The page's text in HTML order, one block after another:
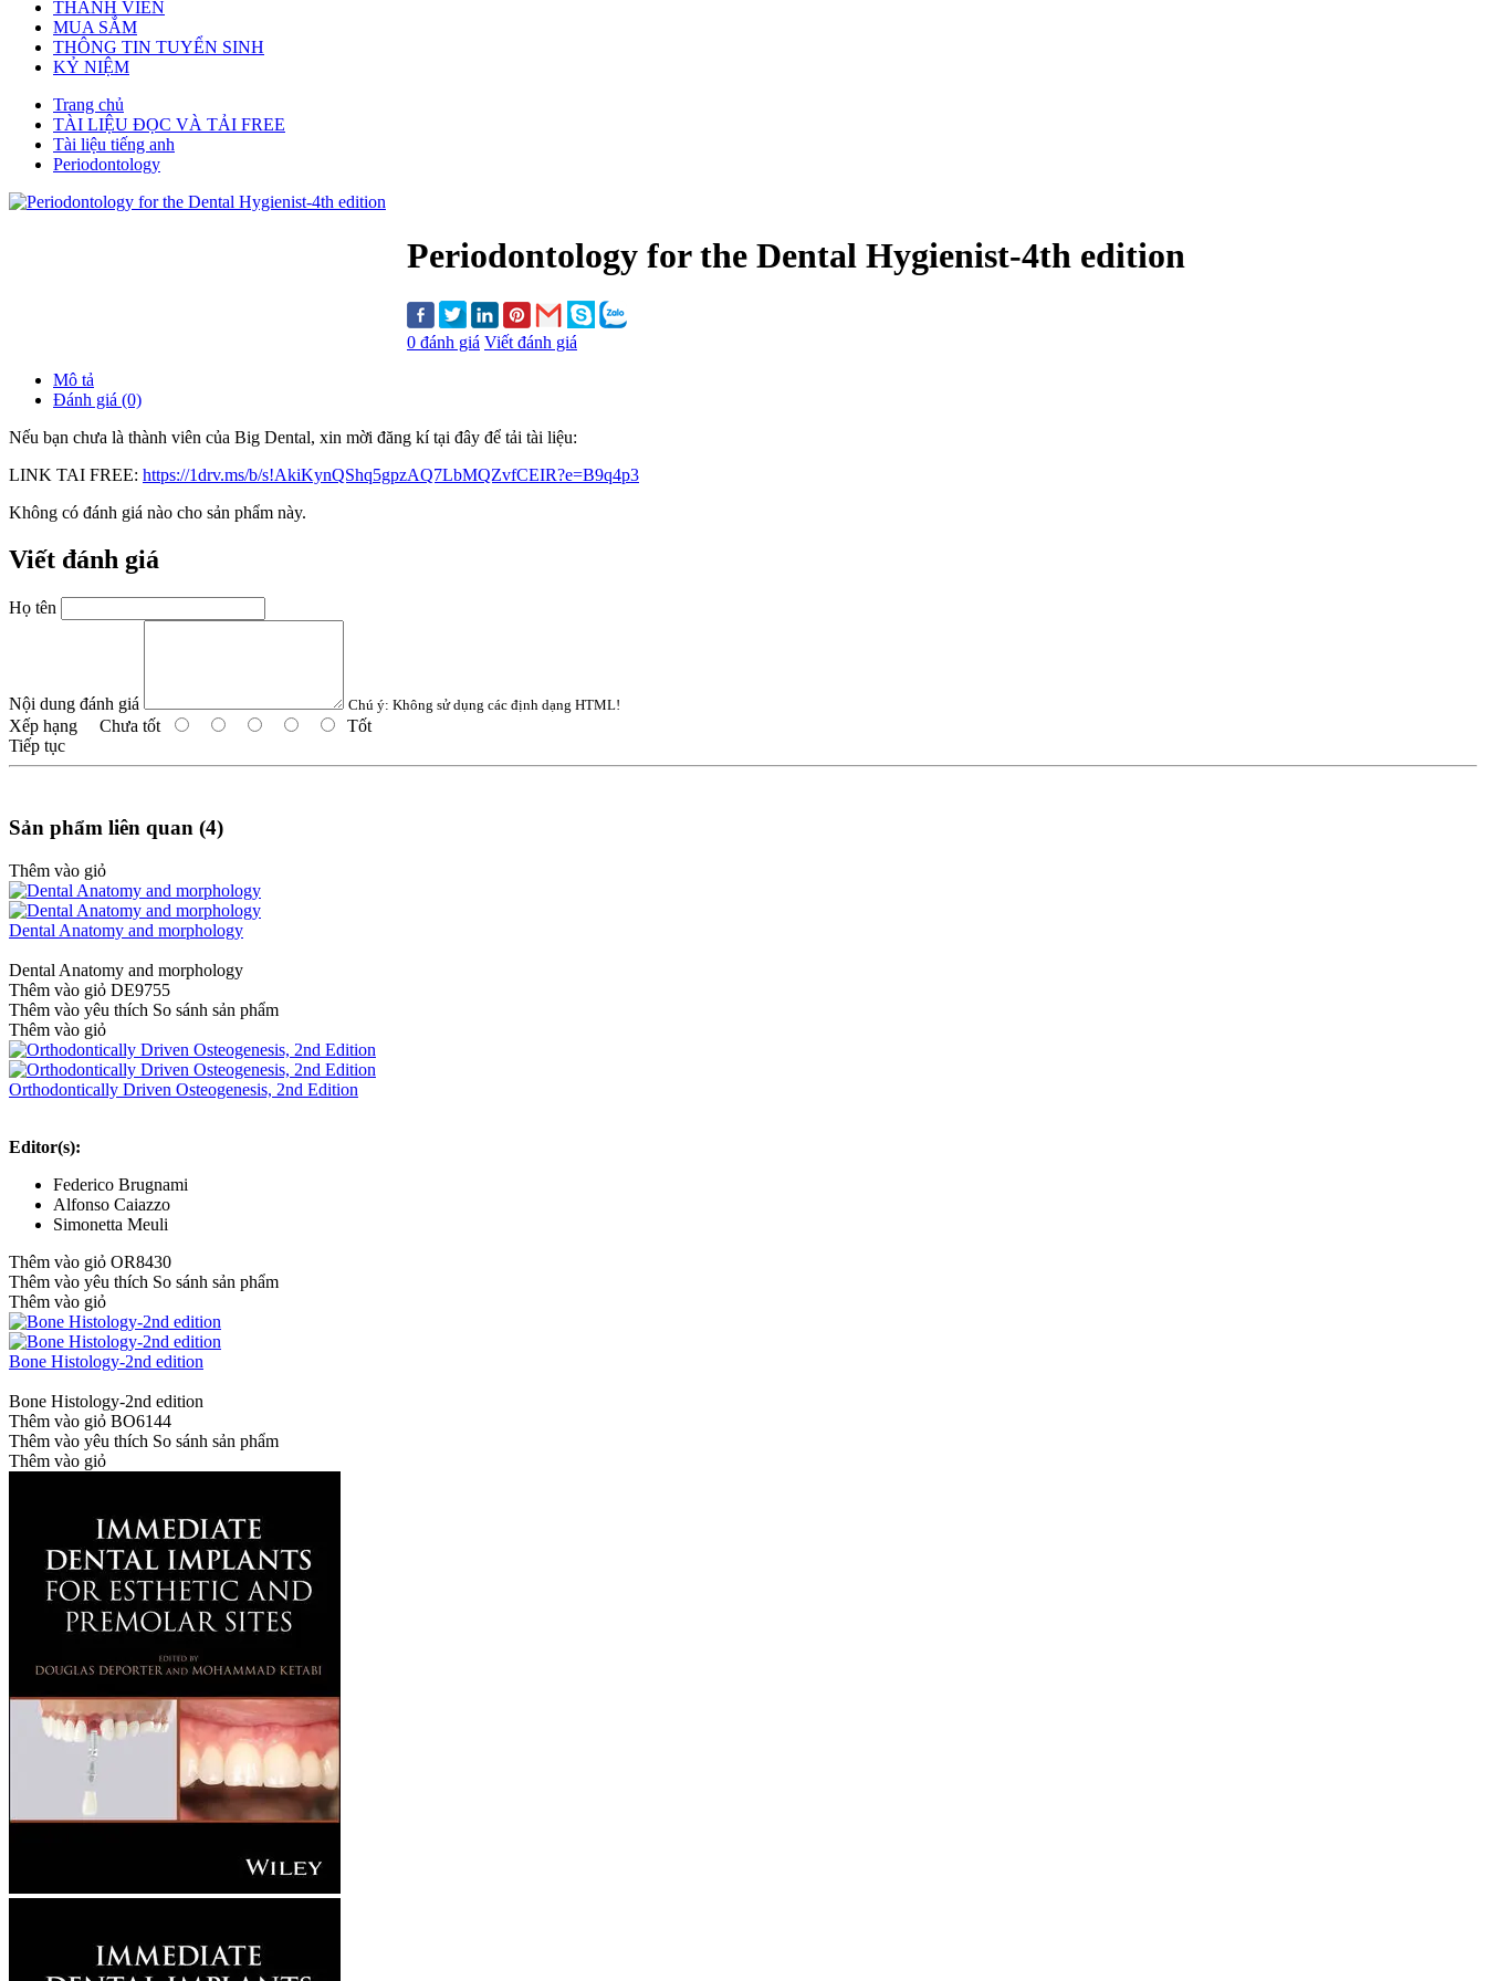
THÀNH VIÊN
MUA SẮM
THÔNG TIN TUYỂN SINH
KỶ NIỆM
Trang chủ
TÀI LIỆU ĐỌC VÀ TẢI FREE
Tài liệu tiếng anh
Periodontology
Periodontology for the Dental Hygienist-4th edition
0 đánh giá Viết đánh giá
Mô tả
Đánh giá (0)
Nếu bạn chưa là thành viên của Big Dental, xin mời đăng kí tại đây để tải tài liệu:
LINK TAI FREE: https://1drv.ms/b/s!AkiKynQShq5gpzAQ7LbMQZvfCEIR?e=B9q4p3
Không có đánh giá nào cho sản phẩm này.
Viết đánh giá
Họ tên
Nội dung đánh giá Chú ý: Không sử dụng các định dạng HTML!
Xếp hạng Chưa tốt
Tốt
Tiếp tục
Sản phẩm liên quan (4)
Thêm vào giỏ
Dental Anatomy and morphology
Dental Anatomy and morphology
Thêm vào giỏ DE9755
Thêm vào yêu thích So sánh sản phẩm
Thêm vào giỏ
Orthodontically Driven Osteogenesis, 2nd Edition
Editor(s):
Federico Brugnami
Alfonso Caiazzo
Simonetta Meuli
Thêm vào giỏ OR8430
Thêm vào yêu thích So sánh sản phẩm
Thêm vào giỏ
Bone Histology-2nd edition
Bone Histology-2nd edition
Thêm vào giỏ BO6144
Thêm vào yêu thích So sánh sản phẩm
Thêm vào giỏ